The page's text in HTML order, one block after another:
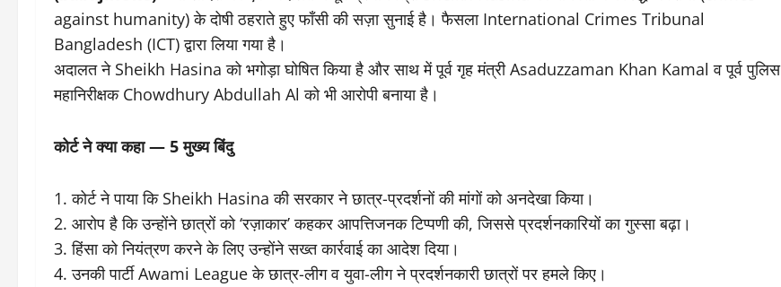
against humanity) के दोषी ठहराते हुए फाँसी की सज़ा सुनाई है। फैसला International Crimes Tribunal
Bangladesh (ICT) द्वारा लिया गया है।
अदालत ने Sheikh Hasina को भगोड़ा घोषित किया है और साथ में पूर्व गृह मंत्री Asaduzzaman Khan Kamal व पूर्व पुलिस
महानिरीक्षक Chowdhury Abdullah Al को भी आरोपी बनाया है।
कोर्ट ने क्या कहा — 5 मुख्य बिंदु
1. कोर्ट ने पाया कि Sheikh Hasina की सरकार ने छात्र-प्रदर्शनों की मांगों को अनदेखा किया।
2. आरोप है कि उन्होंने छात्रों को ‘रज़ाकार’ कहकर आपत्तिजनक टिप्पणी की, जिससे प्रदर्शनकारियों का गुस्सा बढ़ा।
3. हिंसा को नियंत्रण करने के लिए उन्होंने सख्त कार्रवाई का आदेश दिया।
4. उनकी पार्टी Awami League के छात्र-लीग व युवा-लीग ने प्रदर्शनकारी छात्रों पर हमले किए।